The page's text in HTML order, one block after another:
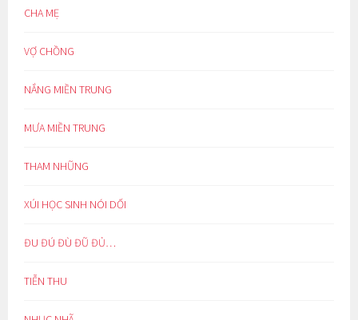
CHA MẸ
VỢ CHỒNG
NẮNG MIỀN TRUNG
MƯA MIỀN TRUNG
THAM NHŨNG
XÚI HỌC SINH NÓI DỐI
ĐU ĐÚ ĐÙ ĐŨ ĐỦ…
TIỄN THU